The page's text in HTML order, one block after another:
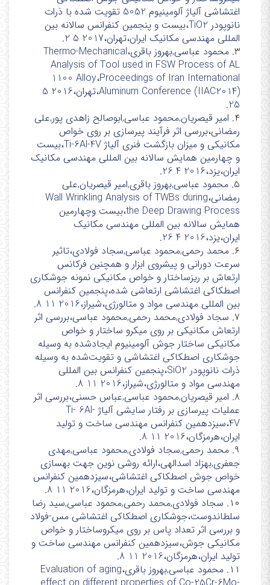
اغتشاشی آلیاژ آلومینیوم 5052 تقویت شده با ذرات
نانوپودر TiO2،بیست و پنجمین کنفرانس سالانه بین
المللی مهندسی مکانیک ایران،تهران،2017 5 2.
۳.
محمود عباسی,بهروز باقری،Thermo-Mechanical
Analysis of Tool used in FSW Process of AL
1100 Alloy،Proceedings of Iran International
Aluminum Conference (IIAC2014)،تهران،2016 5
25.
۴. امیر قیصریان,محمود عباسی,ابوصالح زاهدی پور,علی
رمضانی،بررسی اثر فرآیند پیرسازی بر روی خواص
مکانیکی و میزان بازگشت فنری آلیاژ Ti-6Al-4V،بیست
و چهارمین همایش سالانه بین المللی مهندسی مکانیک
ایران،یزد،2016 4 26.
۵. محمود عباسی,بهروز باقری,امیر قیصریان,علی
رمضانی،Wall Wrinkling Analysis of TWBs during
the Deep Drawing Process،بیست وچهارمین
همایش سالانه بین المللی مهندسی مکانیک
ایران،یزد،2016 4 26.
۶. محمد رحمی,محمود عباسی,سجاد فولادی،تاثیر
سرعت دورانی و پیشروی ابزار و همچنین فرکانس
ارتعاش بر ریزساختار و خواص مکانیکی نمونه جوشکاری
اصطکاکی اغتشاشی ارتعاشی شده،پنجمین کنفرانس
بین المللی مهندسی مواد و متالورژی،شیراز،2016 11 8.
۷. سجاد فولادی,محمد رحمی,محمود عباسی،بررسی اثر
ارتعاش مکانیکی بر روی میکرو ساختار و خواص
مکانیکی ساختار جوش آلومینیوم ایجادشده به وسیله
جوشکاری اصطکاکی اغتشاشی و تقویت‌شده به وسیله
ذرات نانوپودر SiO2،پنجمین کنفرانس بین المللی
مهندسی مواد و متالورژی،شیراز،2016 11 8.
۸. امیر قیصریان,محمود عباسی,عباس حسنی،بررسی اثر
عملیات پیرسازی بر رفتار سایشی آلیاژ Ti- 6Al-
4V،سیزدهمین کنفرانس مهندسی ساخت و تولید
ایران،هرمزگان،2016 11 8.
۹. محمد رحمی,سجاد فولادی,محمود عباسی,مهدی
جعفری,بهزاد اسدالهی،ارائه روشی نوین جهت بهسازی
خواص جوش اصطکاکی اغتشاشی،سیزدهمین کنفرانس
مهندسی ساخت و تولید ایران،هرمزگان،2016 11 8.
۱۰. سجاد فولادی,محمد رحمی,محمود عباسی,سید رضا
سلطاندوست،جوشکاری اصطکاکی اغتشاشی مس-فولاد
و بررسی اثر تعداد پاس بر روی میکروساختار و خواص
مکانیکی جوش،سیزدهمین کنفرانس مهندسی ساخت و
تولید ایران،هرمزگان،2016 11 8.
۱۱.
محمود عباسی,بهروز باقری،Evaluation of aging